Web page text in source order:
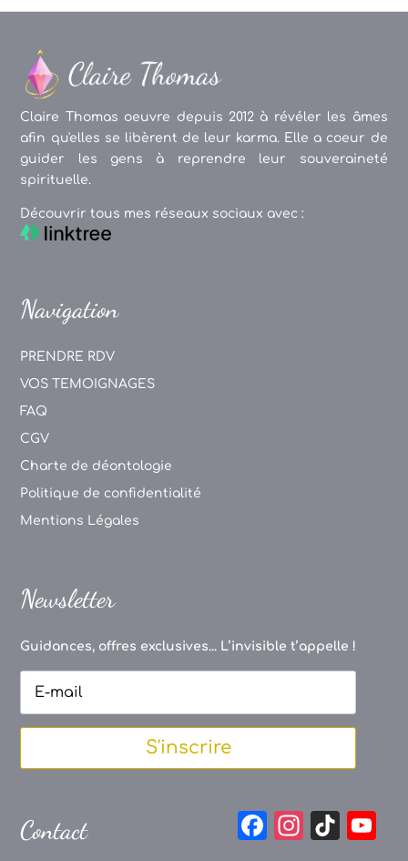
Claire Thomas oeuvre depuis 2012 à révéler les âmes
afin qu'elles se libèrent de leur karma. Elle a coeur de
guider les gens à reprendre leur souveraineté
spirituelle.
Découvrir tous mes réseaux sociaux avec :
Navigation
PRENDRE RDV
VOS TEMOIGNAGES
FAQ
CGV
Charte de déontologie
Politique de confidentialité
Mentions Légales
Newsletter
Guidances, offres exclusives... L’invisible t’appelle !
S'inscrire
Contact
F
In
Ti